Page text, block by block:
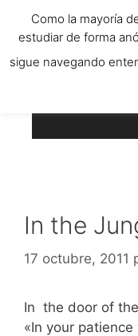
In the
17 octubre, 2011
In the door of
«In your
Como la mayoría
estudiar de forma
sigue navegando